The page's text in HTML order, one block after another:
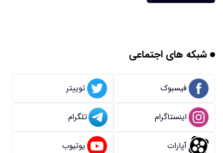
شبکه های اجتماعی
فیسبوک توییتر
اینستاگرام تلگرام
آپارات یوتیوب